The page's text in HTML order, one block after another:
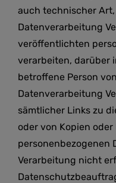
auch technischer
Datenverarbeitung
veröffentlichten
verarbeiten, darüber
betroffene Person
Datenverarbeitung
sämtlicher Links zu
oder von Kopien
personenbezogenen
Verarbeitung nicht